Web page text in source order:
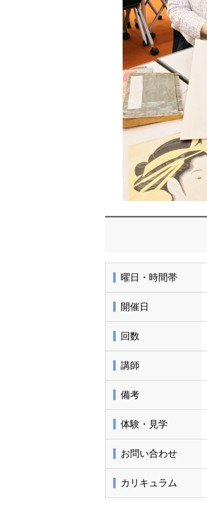
曜日・時間帯
開催日
回数
講師
備考
体験・見学
お問い合わせ
カリキュラム